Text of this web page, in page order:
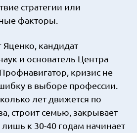
стратегии или
факторы.
Яценко, кандидат
и основатель Центра
кризис не
в выборе профессии.
лет движется по
строит семью, закрывает
к 30-40 годам начинает